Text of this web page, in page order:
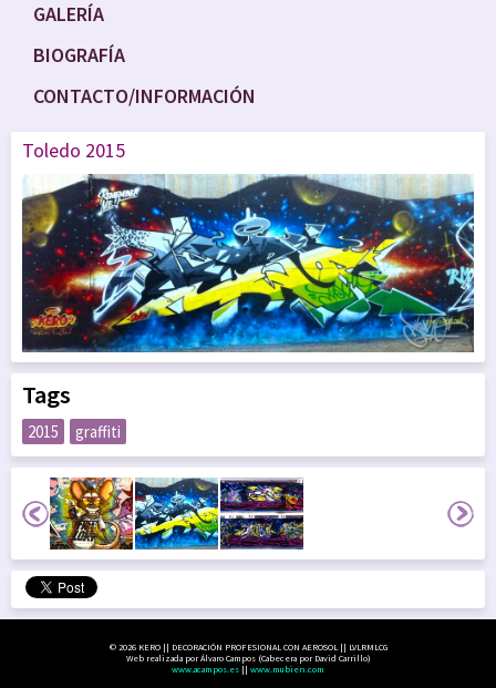
GALERÍA
BIOGRAFÍA
CONTACTO/INFORMACIÓN
Toledo 2015
Tags
2015 graffiti
© 2026 KERO || DECORACIÓN PROFESIONAL CON AEROSOL || LVLRMLCG
Web realizada por Álvaro Campos (Cabecera por David Carrillo)
www.acampos.es || www.mubien.com